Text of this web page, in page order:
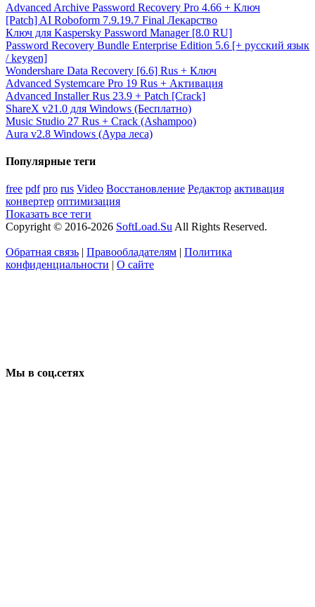
Advanced Archive Password Recovery Pro 4.66 + Ключ
[Patch] AI Roboform 7.9.19.7 Final Лекарство
Ключ для Kaspersky Password Manager [8.0 RU]
Password Recovery Bundle Enterprise Edition 5.6 [+ русский язык
/ keygen]
Wondershare Data Recovery [6.6] Rus + Ключ
Advanced Systemcare Pro 19 Rus + Активация
Advanced Installer Rus 23.9 + Patch [Crack]
ShareX v21.0 для Windows (Бесплатно)
Music Studio 27 Rus + Crack (Ashampoo)
Aura v2.8 Windows (Аура леса)
Популярные теги
free pdf pro rus Video Восстановление Редактор активация
конвертер оптимизация
Показать все теги
Copyright © 2016-2026 SoftLoad.Su All Rights Reserved.
Обратная связь | Правообладателям | Политика
конфиденциальности | О сайте
Мы в соц.сетях